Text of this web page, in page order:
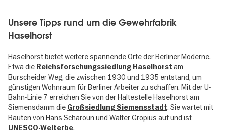
Unsere Tipps rund um die Gewehrfabrik
Haselhorst
Haselhorst bietet weitere spannende Orte der Berliner Moderne.
Etwa die Reichsforschungssiedlung Haselhorst am
Burscheider Weg, die zwischen 1930 und 1935 entstand, um
günstigen Wohnraum für Berliner Arbeiter zu schaffen. Mit der U-
Bahn-Linie 7 erreichen Sie von der Haltestelle Haselhorst am
Siemensdamm die Großsiedlung Siemensstadt. Sie wartet mit
Bauten von Hans Scharoun und Walter Gropius auf und ist
UNESCO-Welterbe.